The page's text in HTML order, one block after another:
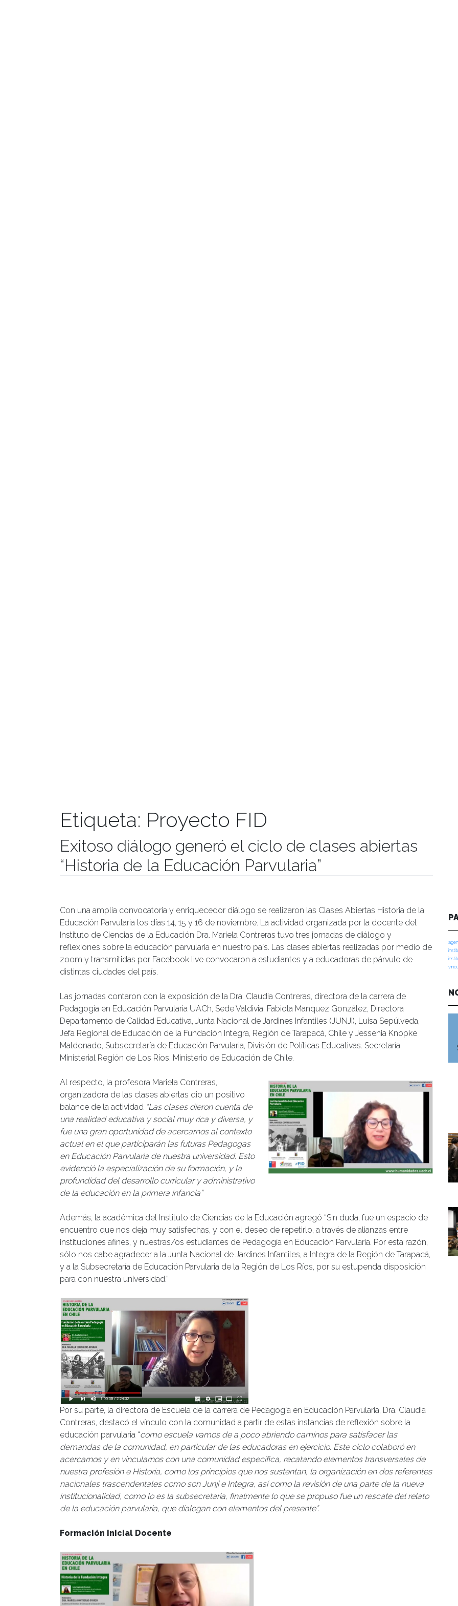
Etiqueta: Proyecto FID
Exitoso diálogo generó el ciclo de clases abiertas
“Historia de la Educación Parvularia”
Con una amplia convocatoria y enriquecedor diálogo se realizaron las Clases Abiertas Historia de la
Educación Parvularia los días 14, 15 y 16 de noviembre. La actividad organizada por la docente del
Instituto de Ciencias de la Educación Dra. Mariela Contreras tuvo tres jornadas de diálogo y
reflexiones sobre la educación parvularia en nuestro país. Las clases abiertas realizadas por medio de
zoom y transmitidas por Facebook live convocaron a estudiantes y a educadoras de párvulo de
distintas ciudades del país.
Las jornadas contaron con la exposición de la Dra. Claudia Contreras, directora de la carrera de
Pedagogía en Educación Parvularia UACh, Sede Valdivia, Fabiola Manquez González, Directora
Departamento de Calidad Educativa, Junta Nacional de Jardines Infantiles (JUNJI), Luisa Sepúlveda,
Jefa Regional de Educación de la Fundación Integra, Región de Tarapacá, Chile y Jessenia Knopke
Maldonado, Subsecretaría de Educación Parvularia, División de Políticas Educativas. Secretaría
Ministerial Región de Los Ríos, Ministerio de Educación de Chile.
Al respecto, la profesora Mariela Contreras,
organizadora de las clases abiertas dio un positivo
balance de la actividad “Las clases dieron cuenta de
una realidad educativa y social muy rica y diversa, y
fue una gran oportunidad de acercarnos al contexto
actual en el que participarán las futuras Pedagogas
en Educación Parvularia de nuestra universidad. Esto
evidenció la especialización de su formación, y la
profundidad del desarrollo curricular y administrativo
de la educación en la primera infancia”
Además, la académica del Instituto de Ciencias de la Educación agregó “Sin duda, fue un espacio de
encuentro que nos deja muy satisfechas, y con el deseo de repetirlo, a través de alianzas entre
instituciones afines, y nuestras/os estudiantes de Pedagogía en Educación Parvularia. Por esta razón,
sólo nos cabe agradecer a la Junta Nacional de Jardines Infantiles, a Integra de la Región de Tarapacá,
y a la Subsecretaría de Educación Parvularia de la Región de Los Ríos, por su estupenda disposición
para con nuestra universidad.”
Por su parte, la directora de Escuela de la carrera de Pedagogía en Educación Parvularia, Dra. Claudia
Contreras, destacó el vínculo con la comunidad a partir de estas instancias de reflexión sobre la
educación parvularia “como escuela vamos de a poco abriendo caminos para satisfacer las
demandas de la comunidad, en particular de las educadoras en ejercicio. Este ciclo colaboró en
acercarnos y en vincularnos con una comunidad específica, recatando elementos transversales de
nuestra profesión e Historia, como los principios que nos sustentan, la organización en dos referentes
nacionales trascendentales como son Junji e Integra, así como la revisión de una parte de la nueva
institucionalidad, como lo es la subsecretaria, finalmente lo que se propuso fue un rescate del relato
de la educación parvularia, que dialogan con elementos del presente”.
Formación Inicial Docente